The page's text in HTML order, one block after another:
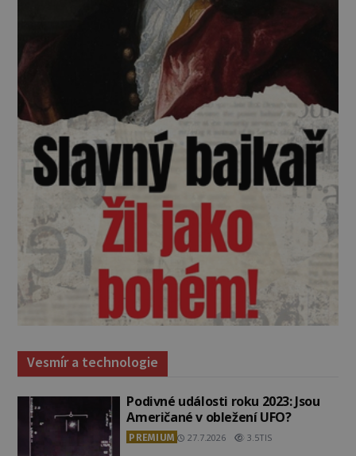
Vesmír a technologie
Podivné události roku 2023: Jsou
Američané v obležení UFO?
PREMIUM 27.7.2026 3.5TIS